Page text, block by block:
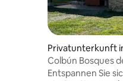
Privatunterkunft
Colbún Bosques
Castaños (Wälder
Entspannen Sie